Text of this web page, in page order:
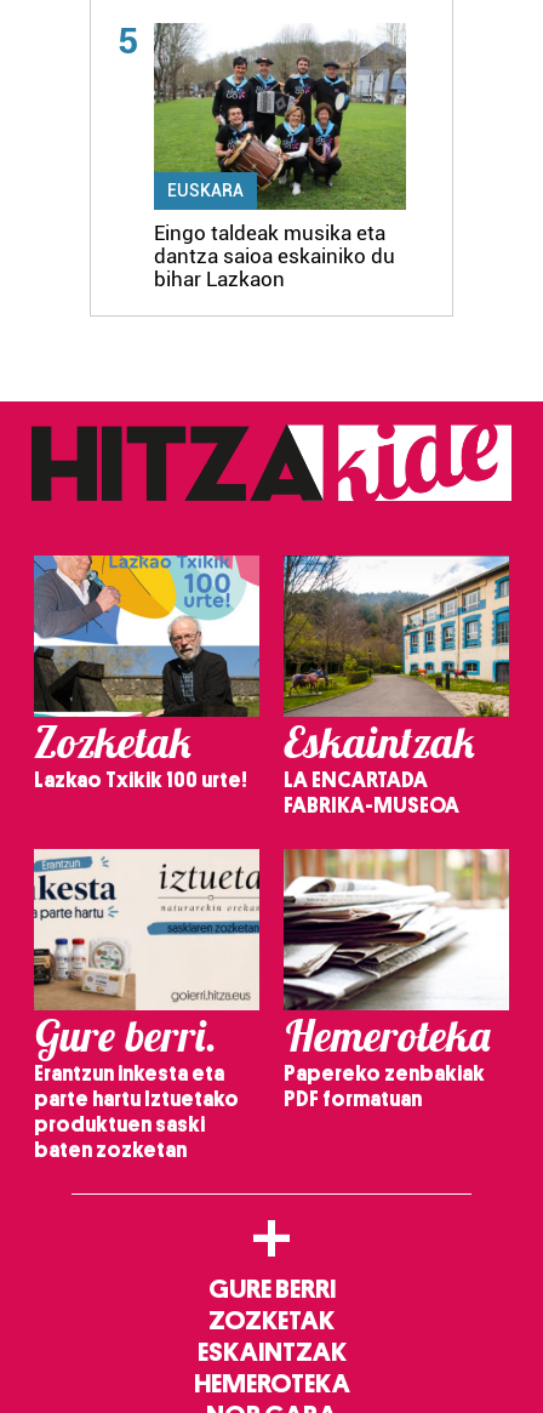
5
EUSKARA
Eingo taldeak musika eta
dantza saioa eskainiko du
bihar Lazkaon
Zozketak
Lazkao Txikik 100 urte!
Eskaintzak
LA ENCARTADA
FABRIKA-MUSEOA
Gure berri.
Erantzun inkesta eta
parte hartu Iztuetako
produktuen saski
baten zozketan
Hemeroteka
Papereko zenbakiak
PDF formatuan
+
GURE BERRI
ZOZKETAK
ESKAINTZAK
HEMEROTEKA